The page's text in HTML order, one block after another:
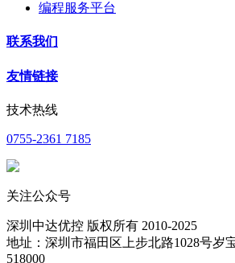
编程服务平台
联系我们
友情链接
技术热线
0755-2361 7185
关注公众号
深圳中达优控 版权所有 2010-2025
地址：深圳市福田区上步北路1028号岁
518000